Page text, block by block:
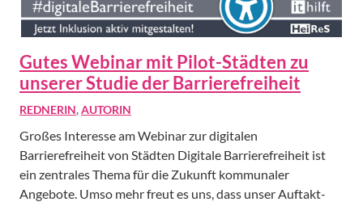
Gutes Webinar mit Pilot-Städten zu
unserer Studie der Barrierefreiheit
REDNERIN,AUTORIN
Großes Interesse am Webinar zur digitalen
Barrierefreiheit von Städten Digitale Barrierefreiheit ist
ein zentrales Thema für die Zukunft kommunaler
Angebote. Umso mehr freut es uns, dass unser Auftakt-